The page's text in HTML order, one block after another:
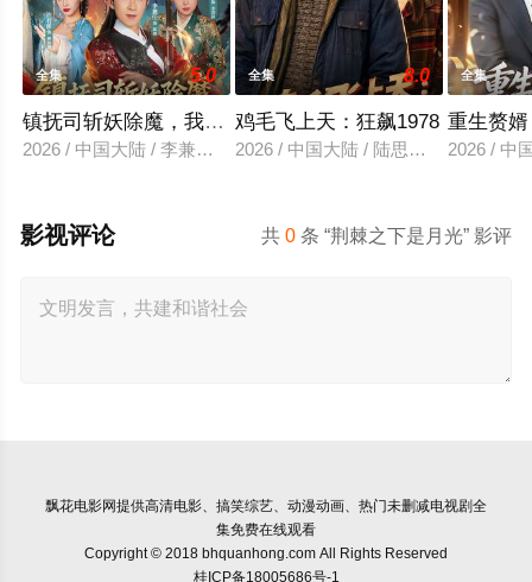
全集 5.0
镇抚司斩妖除魔，我的修为无上限
2026 / 中国大陆 / 李兼任＆张婉琳
全集 8.0
鸡毛飞上天：狂飙1978
2026 / 中国大陆 / 陆思羽＆张垫
全集
重生赘
2026 / 中
共0 条 “荆棘之下是月光” 影评
影视评论
飘花电影网提供高清电影、搞笑综艺、动漫动画、热门未删减电视剧全
集免费在线观看
Copyright © 2018 bhquanhong.com All Rights Reserved
桂ICP备18005686号-1